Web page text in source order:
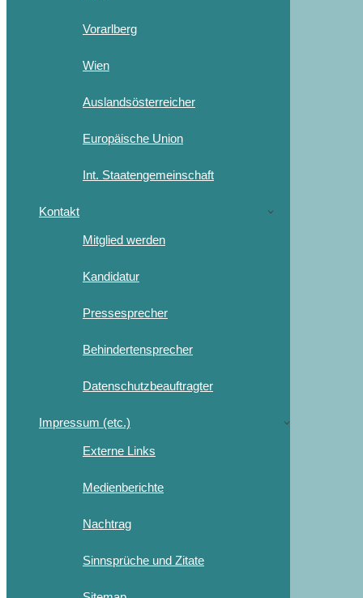
Vorarlberg
Wien
Auslandsösterreicher
Europäische Union
Int. Staatengemeinschaft
Kontakt
Mitglied werden
Kandidatur
Pressesprecher
Behindertensprecher
Datenschutzbeauftragter
Impressum (etc.)
Externe Links
Medienberichte
Nachtrag
Sinnsprüche und Zitate